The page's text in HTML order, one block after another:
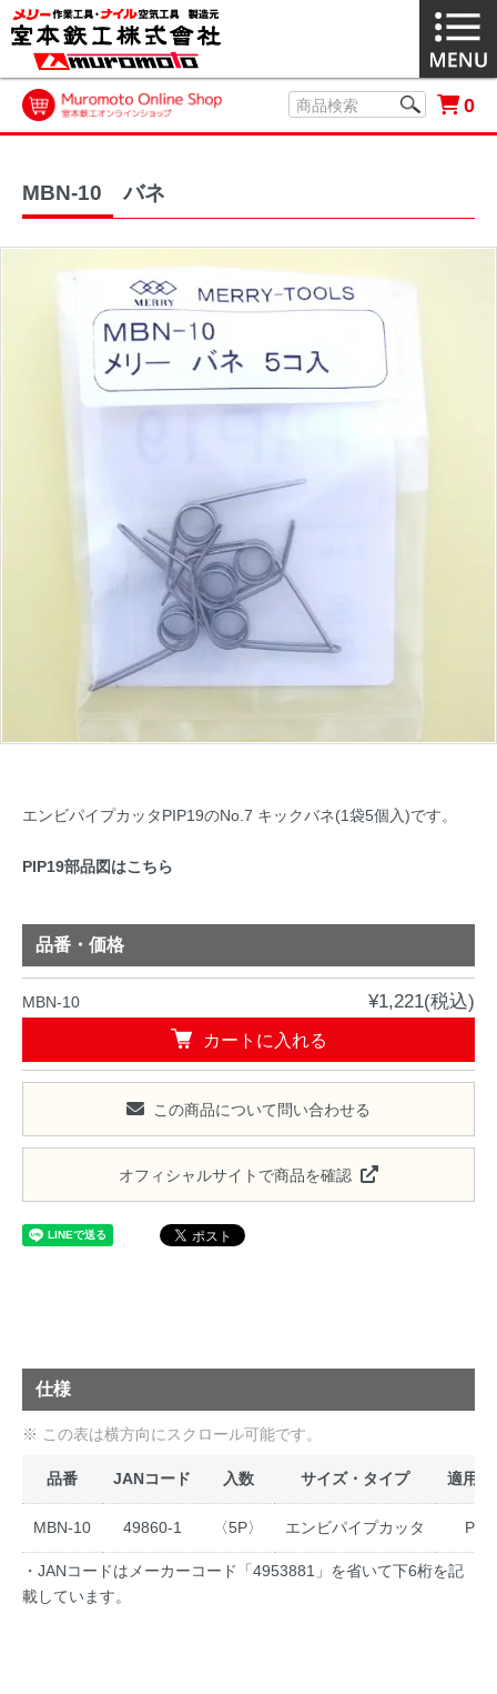
0
MBN-10 バネ
エンビパイプカッタPIP19のNo.7 キックバネ(1袋5個入)です。
PIP19部品図はこちら
品番・価格
MBN-10 ¥1,221(税込)
カートに入れる
この商品について問い合わせる
オフィシャルサイトで商品を確認
仕様
品番 JANコード 入数 サイズ・タイプ 適用ニ
MBN-10 49860-1 〈5P〉 エンビパイプカッタ
・JANコードはメーカーコード「4953881」を省いて下6桁を記
載しています。